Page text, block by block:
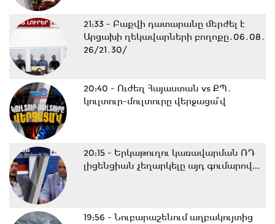
21:33 - Բաքվի դատարանը մերժել է
Արցախի ղեկավարների բողոքը․06․08․
26/21․30/
20:40 - Ուժեղ Հայաստան vs ՔՊ․
կուլտուր-մուլտուրը վերջացա՞վ
20:15 - Երկաթուղու կառավարման ՌԴ
լիցենցիան չեղարկելը այդ գումարով...
19:56 -Նուբարաշենում աղբակույտից